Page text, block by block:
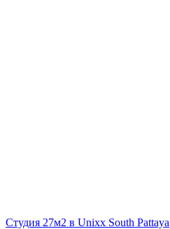
Студия 27м2 в Unixx South Pattaya